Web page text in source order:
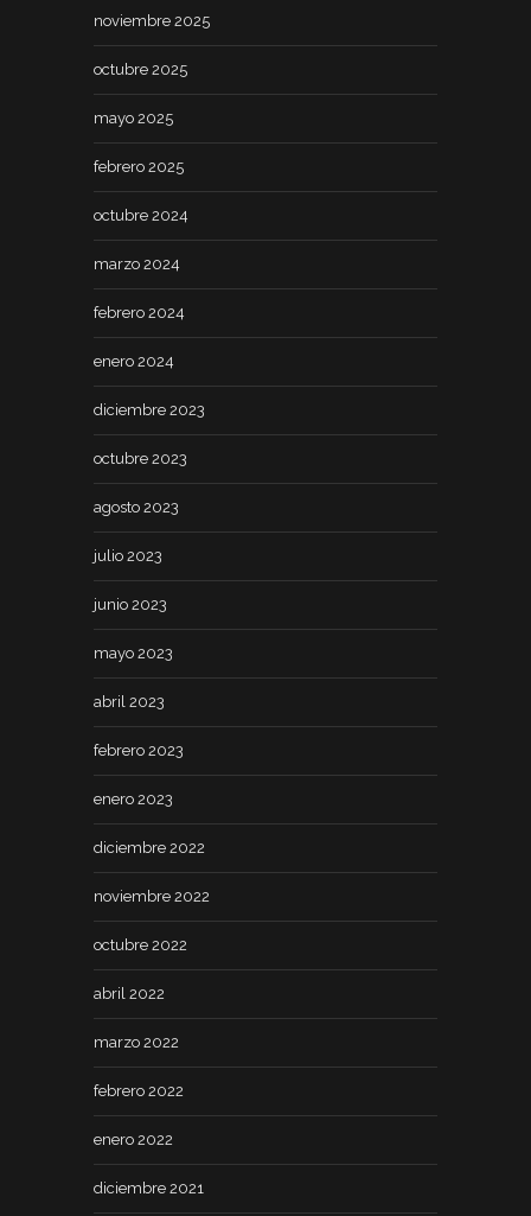
noviembre 2025
octubre 2025
mayo 2025
febrero 2025
octubre 2024
marzo 2024
febrero 2024
enero 2024
diciembre 2023
octubre 2023
agosto 2023
julio 2023
junio 2023
mayo 2023
abril 2023
febrero 2023
enero 2023
diciembre 2022
noviembre 2022
octubre 2022
abril 2022
marzo 2022
febrero 2022
enero 2022
diciembre 2021